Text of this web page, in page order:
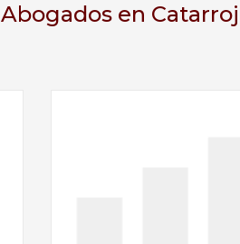
Abogados en